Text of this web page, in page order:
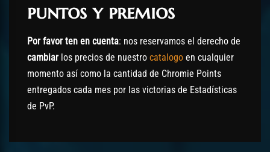
puntos y premios
Por favor ten en cuenta: nos reservamos el derecho de
cambiarlos precios de nuestro catalogo en cualquier
momento así como la cantidad de Chromie Points
entregados cada mes por las victorias de Estadísticas
de PvP.